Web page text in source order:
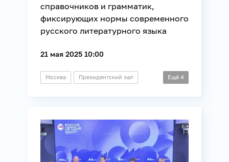
справочников и грамматик,
фиксирующих нормы современного
русского литературного языка
21 мая 2025 10:00
Москва Президентский зал Ещё 4